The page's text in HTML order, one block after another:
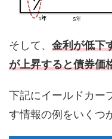
そして、 金利が低下
が上昇すると債券価
下記にイールドカー
す情報の例をいくつ